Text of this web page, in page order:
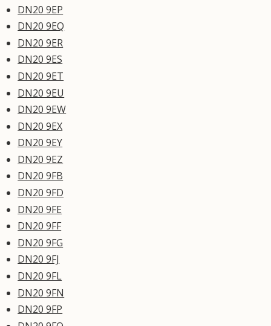
DN20 9EP
DN20 9EQ
DN20 9ER
DN20 9ES
DN20 9ET
DN20 9EU
DN20 9EW
DN20 9EX
DN20 9EY
DN20 9EZ
DN20 9FB
DN20 9FD
DN20 9FE
DN20 9FF
DN20 9FG
DN20 9FJ
DN20 9FL
DN20 9FN
DN20 9FP